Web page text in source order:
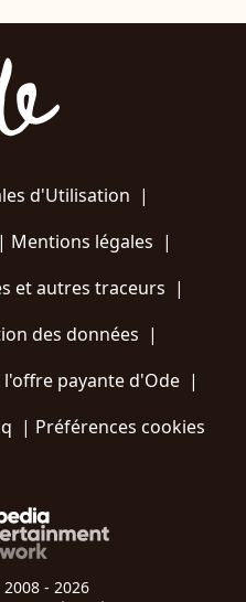
d'Utilisation |
Mentions légales |
et autres traceurs |
des données |
payante d'Ode |
| Préférences cookies
- 2026